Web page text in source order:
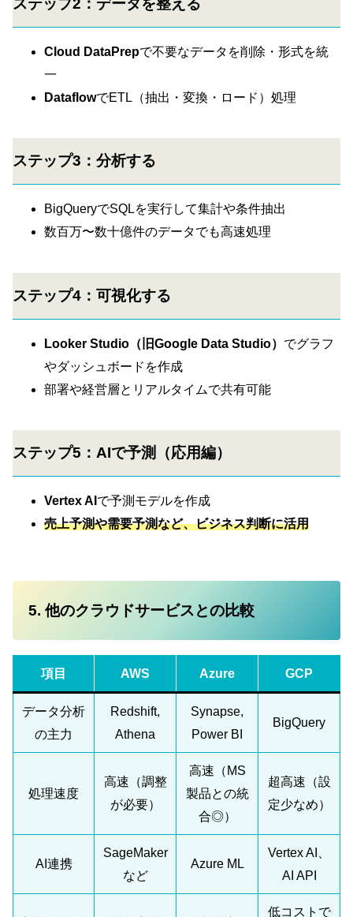
ステップ2：データを整える
Cloud DataPrepで不要なデータを削除・形式を統
一
DataflowでETL（抽出・変換・ロード）処理
ステップ3：分析する
BigQueryでSQLを実行して集計や条件抽出
数百万〜数十億件のデータでも高速処理
ステップ4：可視化する
Looker Studio（旧Google Data Studio） でグラフ
やダッシュボードを作成
部署や経営層とリアルタイムで共有可能
ステップ5：AIで予測（応用編）
Vertex AI で予測モデルを作成
売上予測や需要予測など、ビジネス判断に活用
5. 他のクラウドサービスとの比較
項目 AWS Azure GCP
データ分析
の主力
Redshift,
Athena
Synapse,
Power BI
BigQuery
処理速度
高速（調整
が必要）
高速（MS
製品との統
合◎）
超高速（設
定少なめ）
AI連携
SageMaker
など
Azure ML
Vertex AI、
AI API
低コストで